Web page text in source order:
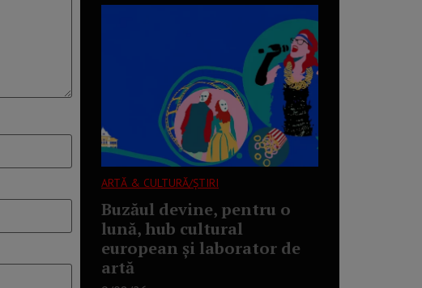
ARTĂ & CULTURĂ/ȘTIRI
Buzăul devine, pentru o
lună, hub cultural
european și laborator de
artă